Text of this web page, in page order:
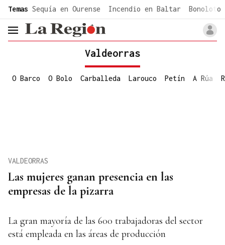
common.go-to-content
Temas Sequía en Ourense Incendio en Baltar Bonoloto
header.menu.open
Valdeorras
O Barco O Bolo Carballeda Larouco Petín A Rúa
Las mujeres ganan presencia en las
empresas de la pizarra
VALDEORRAS
La gran mayoría de las 600 trabajadoras del sector
está empleada en las áreas de producción